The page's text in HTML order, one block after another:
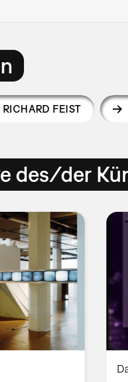
RICHARD FEIST
des/der